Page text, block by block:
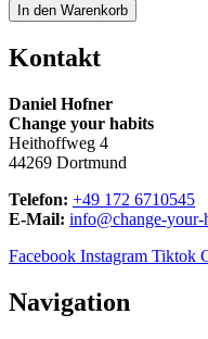
In den Warenkorb
Kontakt
Daniel Hofner
Change your habits
Heithoffweg 4
44269 Dortmund
Telefon: +49 172 6710545
E-Mail: info@change-your-
Facebook Instagram Tiktok
Navigation